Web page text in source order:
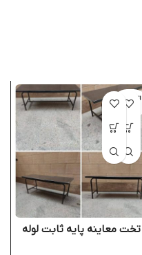
اتمام مو
جودی
تخت معاینه پایه ثابت لوله